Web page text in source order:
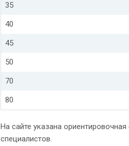
35
40
45
50
70
80
На сайте указана
специалистов.